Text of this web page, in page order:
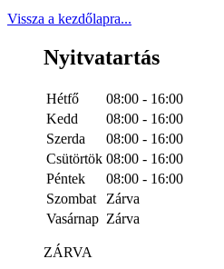
Vissza a kezdőlapra...
Nyitvatartás
Hétfő
08:00 - 16:00
Kedd
08:00 - 16:00
Szerda
08:00 - 16:00
Csütörtök 08:00 - 16:00
Péntek
08:00 - 16:00
Szombat
Zárva
Vasárnap Zárva
ZÁRVA